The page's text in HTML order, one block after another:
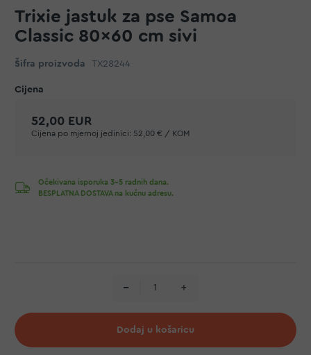
Trixie jastuk za pse Samoa
Classic 80x60 cm sivi
Šifra proizvoda TX28244
52,00 EUR
Cijena po mjernoj jedinici: 52,00 € / KOM
Očekivana isporuka 3-5 radnih dana.
BESPLATNA DOSTAVA na kućnu adresu.
Dodaj u košaricu